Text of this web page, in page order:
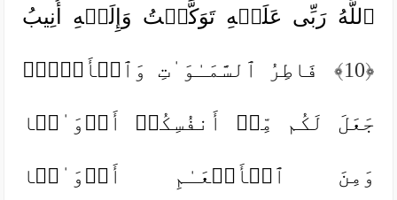
ٱللَّهُ رَبِّی عَلَیۡهِ تَوَكَّلۡتُ وَإِلَیۡهِ أُنِیبُ
﴿10﴾ فَاطِرُ ٱلسَّمَـٰوَ ٰ⁠تِ وَٱلۡأَرۡضِۚ
جَعَلَ لَكُم مِّنۡ أَنفُسِكُمۡ أَزۡوَ ٰ⁠جࣰا
وَمِنَ ٱلۡأَنۡعَـٰمِ أَزۡوَ ٰ⁠جࣰا